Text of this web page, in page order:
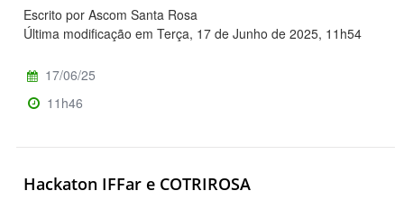
Escrito por Ascom Santa Rosa
Última modificação em Terça, 17 de Junho de 2025, 11h54
17/06/25
11h46
Hackaton IFFar e COTRIROSA